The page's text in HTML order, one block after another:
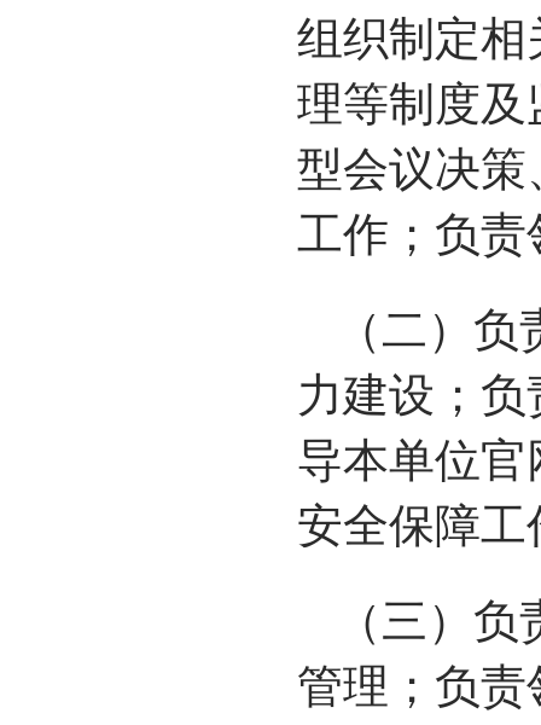
组织制定
理等制度
型会议决
工作；负
（二）
力建设；
导本单位
安全保障工
（三）
管理；负